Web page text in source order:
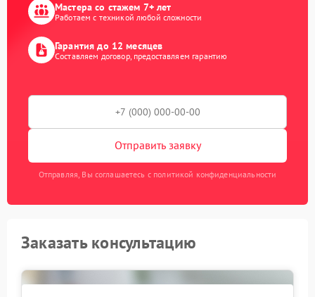
Мастера со стажем 7+ лет
Работаем с техникой любой сложности
Гарантия до 12 месяцев
Составляем договор, предоставляем гарантию
Отправить заявку
Отправляя, Вы соглашаетесь с политикой конфиденциальности
Заказать консультацию